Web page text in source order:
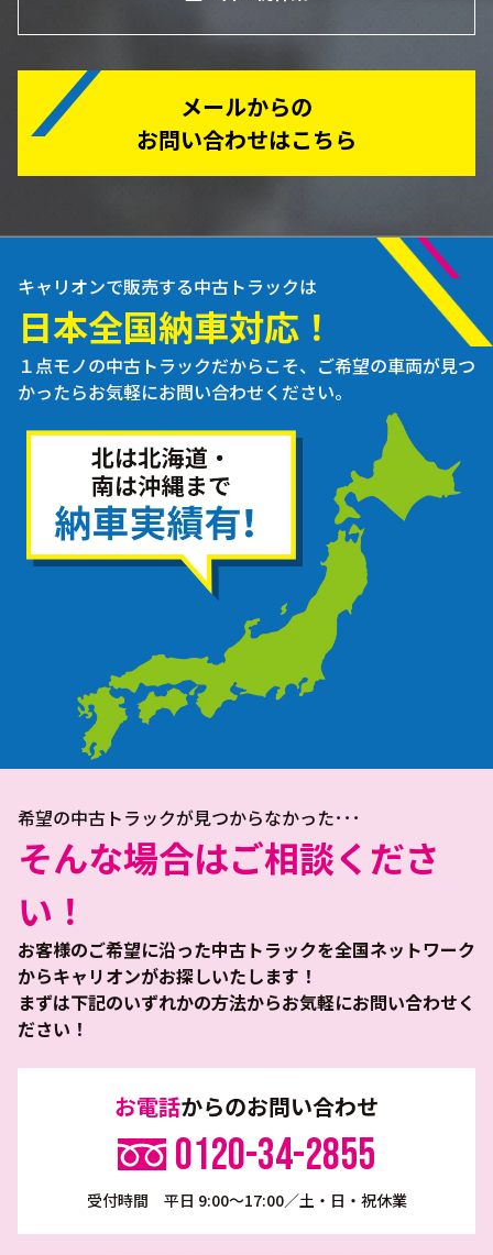
メールからの
お問い合わせはこちら
キャリオンで販売する中古トラックは
日本全国納車対応！
１点モノの中古トラックだからこそ、ご希望の車両が見つ
かったらお気軽にお問い合わせください。
希望の中古トラックが見つからなかった･･･
そんな場合はご相談くださ
い！
お客様のご希望に沿った中古トラックを全国ネットワーク
からキャリオンがお探しいたします！
まずは下記のいずれかの方法からお気軽にお問い合わせく
ださい！
お電話からのお問い合わせ
0120-34-2855
受付時間 平日 9:00～17:00／土・日・祝休業